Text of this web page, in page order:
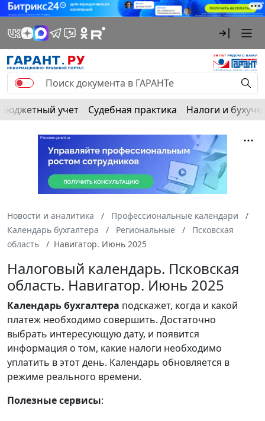
Бюджетный учет Судебная практика Налоги и
Новости и аналитика
Профессиональные календари
Календарь бухгалтера
Региональные
Псковская
область
Навигатор. Июнь 2025
Налоговый календарь. Псковская
область. Навигатор. Июнь 2025
Календарьбухгалтера подскажет, когда и какой
платеж необходимо совершить. Достаточно
выбрать интересующую дату, и появится
информация о том, какие налоги необходимо
уплатить в этот день. Календарь обновляется в
режиме реального времени.
Полезные сервисы: